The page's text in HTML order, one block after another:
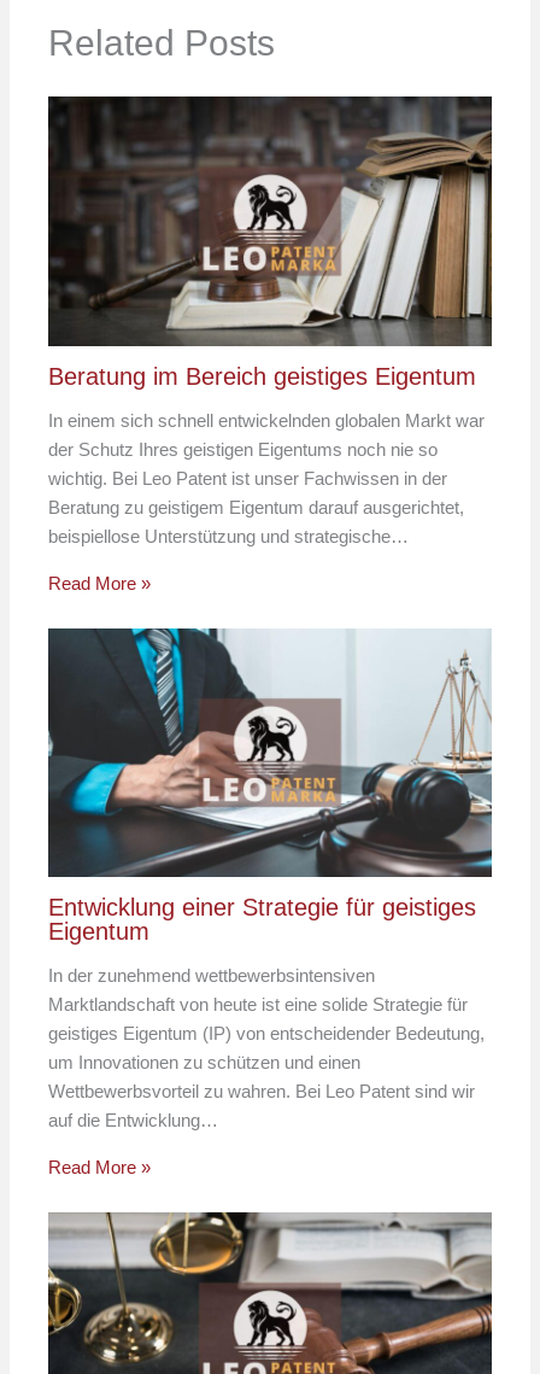
Related Posts
Beratung im Bereich geistiges Eigentum
In einem sich schnell entwickelnden globalen Markt war
der Schutz Ihres geistigen Eigentums noch nie so
wichtig. Bei Leo Patent ist unser Fachwissen in der
Beratung zu geistigem Eigentum darauf ausgerichtet,
beispiellose Unterstützung und strategische…
Read More »
Entwicklung einer Strategie für geistiges
Eigentum
In der zunehmend wettbewerbsintensiven
Marktlandschaft von heute ist eine solide Strategie für
geistiges Eigentum (IP) von entscheidender Bedeutung,
um Innovationen zu schützen und einen
Wettbewerbsvorteil zu wahren. Bei Leo Patent sind wir
auf die Entwicklung…
Read More »